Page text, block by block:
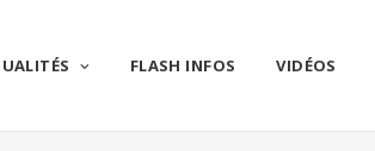
FLASH INFOS VIDÉOS